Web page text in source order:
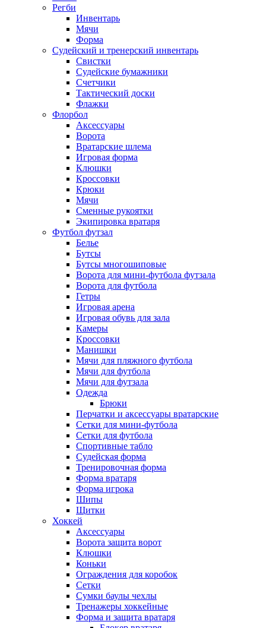
Регби
Инвентарь
Мячи
Форма
Судейский и тренерский инвентарь
Свистки
Судейские бумажники
Счетчики
Тактический доски
Флажки
Флорбол
Аксессуары
Ворота
Вратарские шлема
Игровая форма
Клюшки
Кроссовки
Крюки
Мячи
Сменные рукоятки
Экипировка вратаря
Футбол футзал
Белье
Бутсы
Бутсы многошиповые
Ворота для мини-футбола футзала
Ворота для футбола
Гетры
Игровая арена
Игровая обувь для зала
Камеры
Кроссовки
Манишки
Мячи для пляжного футбола
Мячи для футбола
Мячи для футзала
Одежда
Брюки
Перчатки и аксессуары вратарские
Сетки для мини-футбола
Сетки для футбола
Спортивные табло
Судейская форма
Тренировочная форма
Форма вратаря
Форма игрока
Шипы
Щитки
Хоккей
Аксессуары
Ворота защита ворот
Клюшки
Коньки
Ограждения для коробок
Сетки
Сумки баулы чехлы
Тренажеры хоккейные
Форма и защита вратаря